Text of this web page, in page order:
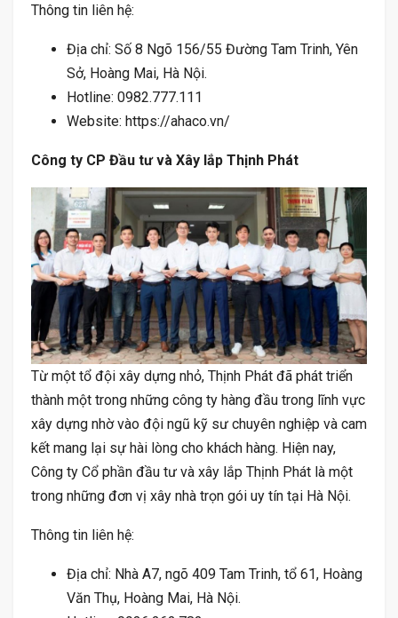
Thông tin liên hệ:
Địa chỉ: Số 8 Ngõ 156/55 Đường Tam Trinh, Yên
Sở, Hoàng Mai, Hà Nội.
Hotline: 0982.777.111
Website: https://ahaco.vn/
Công ty CP Đầu tư và Xây lắp Thịnh Phát
Từ một tổ đội xây dựng nhỏ, Thịnh Phát đã phát triển
thành một trong những công ty hàng đầu trong lĩnh vực
xây dựng nhờ vào đội ngũ kỹ sư chuyên nghiệp và cam
kết mang lại sự hài lòng cho khách hàng. Hiện nay,
Công ty Cổ phần đầu tư và xây lắp Thịnh Phát là một
trong những đơn vị xây nhà trọn gói uy tín tại Hà Nội.
Thông tin liên hệ:
Địa chỉ: Nhà A7, ngõ 409 Tam Trinh, tổ 61, Hoàng
Văn Thụ, Hoàng Mai, Hà Nội.